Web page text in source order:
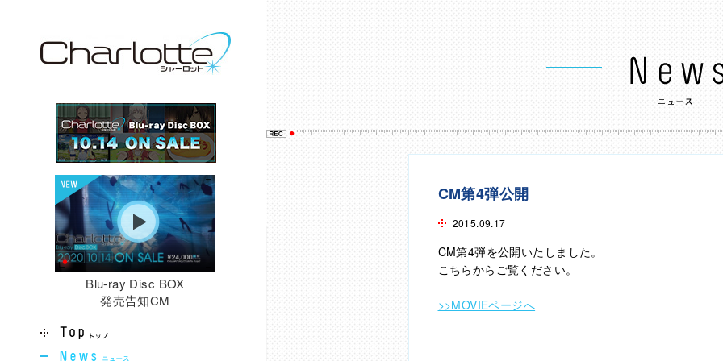
Blu-ray Disc BOX
発売告知CM
CM第4弾公開
2015.09.17
CM第4弾を公開いたしました。
こちらからご覧ください。
>>MOVIEページへ